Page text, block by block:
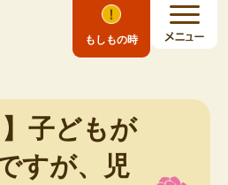
もしもの時
】子どもが
すが、児